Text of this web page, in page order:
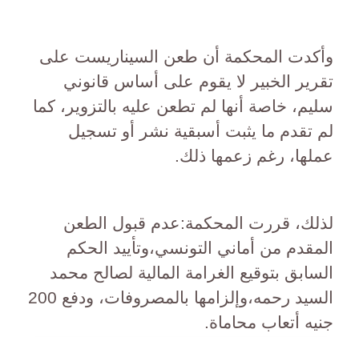
وأكدت المحكمة أن طعن السيناريست على
تقرير الخبير لا يقوم على أساس قانوني
سليم، خاصة أنها لم تطعن عليه بالتزوير، كما
لم تقدم ما يثبت أسبقية نشر أو تسجيل
عملها، رغم زعمها ذلك.
لذلك، قررت المحكمة:عدم قبول الطعن
المقدم من أماني التونسي،وتأييد الحكم
السابق بتوقيع الغرامة المالية لصالح محمد
السيد رحمه،وإلزامها بالمصروفات، ودفع 200
جنيه أتعاب محاماة.